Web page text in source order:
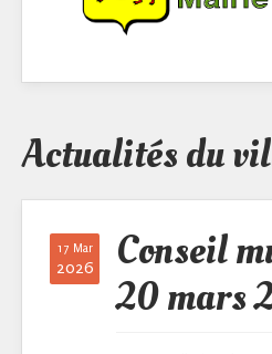
Actualités du
17 Mar
2026
Conseil
20 mars